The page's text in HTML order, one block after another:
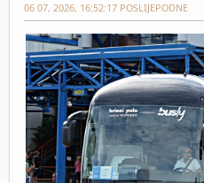
06 07, 2026, 16:52:17 POSLIJEPODNE